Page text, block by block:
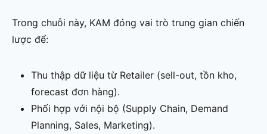
Trong chuỗi này, KAM đóng vai trò trung gian chiến
lược để:
Thu thập dữ liệu từ Retailer (sell-out, tồn kho,
forecast đơn hàng).
Phối hợp với nội bộ (Supply Chain, Demand
Planning, Sales, Marketing).